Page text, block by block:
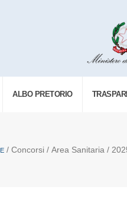
ALBO PRETORIO
/ Concorsi / Area Sanitaria /